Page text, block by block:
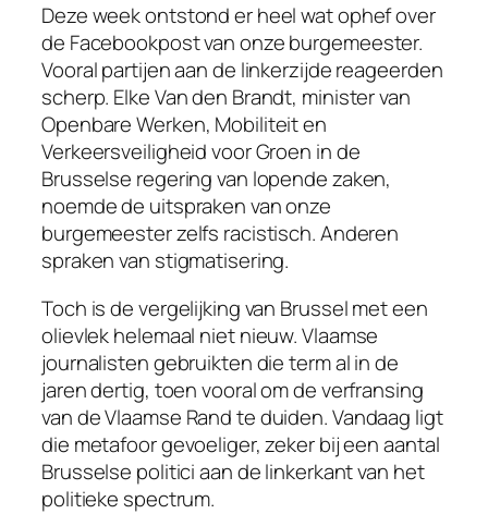
Deze week ontstond er heel wat ophef over
de Facebookpost van onze burgemeester.
Vooral partijen aan de linkerzijde reageerden
scherp. Elke Van den Brandt, minister van
Openbare Werken, Mobiliteit en
Verkeersveiligheid voor Groen in de
Brusselse regering van lopende zaken,
noemde de uitspraken van onze
burgemeester zelfs racistisch. Anderen
spraken van stigmatisering.
Toch is de vergelijking van Brussel met een
olievlekhelemaal niet nieuw. Vlaamse
journalisten gebruikten die term al in de
jaren dertig, toen vooral om de verfransing
van de Vlaamse Rand te duiden. Vandaag ligt
die metafoor gevoeliger, zeker bij een aantal
Brusselse politici aan de linkerkant van het
politieke spectrum.